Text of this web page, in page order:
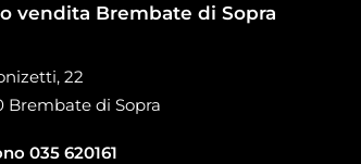
vendita Brembate di Sopra
22
Brembate di Sopra
035 620161